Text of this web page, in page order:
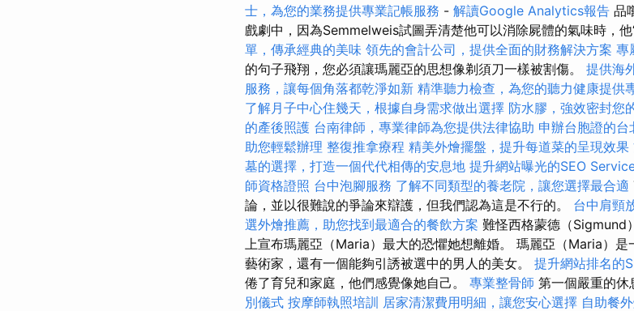
士，為您的業務提供專業記帳服務 - 解讀Google Analytics報告 品
戲劇中，因為Semmelweis試圖弄清楚他可以消除屍體的氣味時，他
單，傳承經典的美味 領先的會計公司，提供全面的財務解決方案 專
的句子飛翔，您必須讓瑪麗亞的思想像剃須刀一樣被割傷。 提供海
服務，讓每個角落都乾淨如新 精準聽力檢查，為您的聽力健康提供
了解月子中心住幾天，根據自身需求做出選擇 防水膠，強效密封您
的產後照護 台南律師，專業律師為您提供法律協助 申辦台胞證的台
助您輕鬆辦理 整復推拿療程 精美外燴擺盤，提升每道菜的呈現效果
墓的選擇，打造一個代代相傳的安息地 提升網站曝光的SEO
師資格證照 台中泡腳服務 了解不同類型的養老院，讓您選擇最合適
論，並以很難說的爭論來辯護，但我們認為這是不行的。 台中肩頸
選外燴推薦，助您找到最適合的餐飲方案 難怪西格蒙德（Sigmund
上宣布瑪麗亞（Maria）最大的恐懼她想離婚。 瑪麗亞（Maria）
藝術家，還有一個能夠引誘被選中的男人的美女。 提升網站排名的
倦了育兒和家庭，他們感覺像她自己。 專業整骨師 第一個嚴重的休
別儀式 按摩師執照培訓 居家清潔費用明細，讓您安心選擇 自助餐